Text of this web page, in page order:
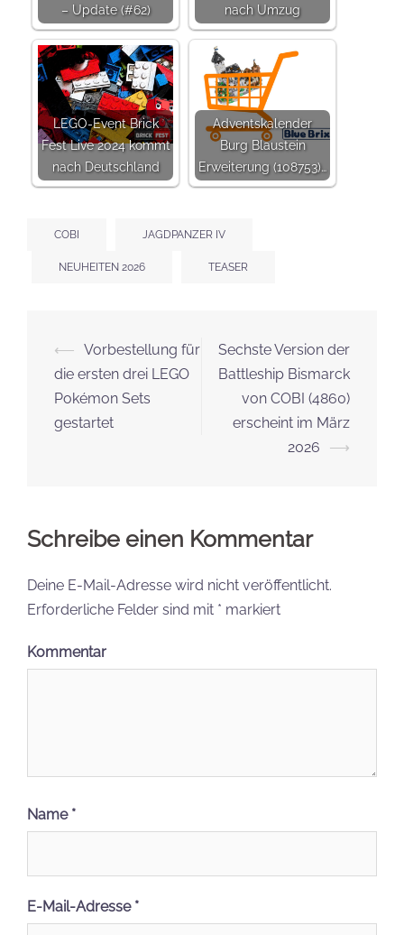
– Update (#62)
nach Umzug
LEGO-Event Brick
Fest Live 2024 kommt
nach Deutschland
Adventskalender
Burg Blaustein
Erweiterung (108753)…
COBI JAGDPANZER IV
NEUHEITEN 2026 TEASER
Beitrags-
Navigation
⟵ Vorbestellung für
die ersten drei LEGO
Pokémon Sets
gestartet
Sechste Version der
Battleship Bismarck
von COBI (4860)
erscheint im März
2026
⟶
Schreibe einen Kommentar
Deine E-Mail-Adresse wird nicht veröffentlicht.
Erforderliche Felder sind mit * markiert
Kommentar
Name *
E-Mail-Adresse *